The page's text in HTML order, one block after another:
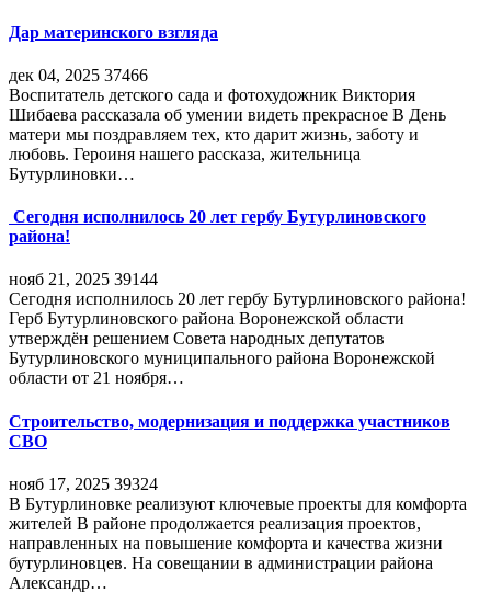
Дар материнского взгляда
дек 04, 2025 37466
Воспитатель детского сада и фотохудожник Виктория
Шибаева рассказала об умении видеть прекрасное В День
матери мы поздравляем тех, кто дарит жизнь, заботу и
любовь. Героиня нашего рассказа, жительница
Бутурлиновки…
Сегодня исполнилось 20 лет гербу Бутурлиновского
района!
нояб 21, 2025 39144
Сегодня исполнилось 20 лет гербу Бутурлиновского района!
Герб Бутурлиновского района Воронежской области
утверждён решением Совета народных депутатов
Бутурлиновского муниципального района Воронежской
области от 21 ноября…
Строительство, модернизация и поддержка участников
СВО
нояб 17, 2025 39324
В Бутурлиновке реализуют ключевые проекты для комфорта
жителей В районе продолжается реализация проектов,
направленных на повышение комфорта и качества жизни
бутурлиновцев. На совещании в администрации района
Александр…